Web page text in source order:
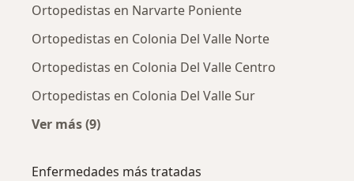
Ortopedistas en Narvarte Poniente
Ortopedistas en Colonia Del Valle Norte
Ortopedistas en Colonia Del Valle Centro
Ortopedistas en Colonia Del Valle Sur
Ver más (9)
Enfermedades más tratadas